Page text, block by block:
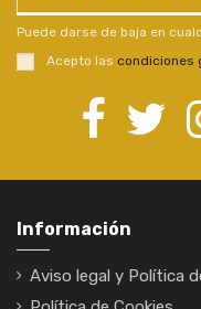
Puede darse de baja en
Acepto las condiciones
Información
Aviso legal y Política